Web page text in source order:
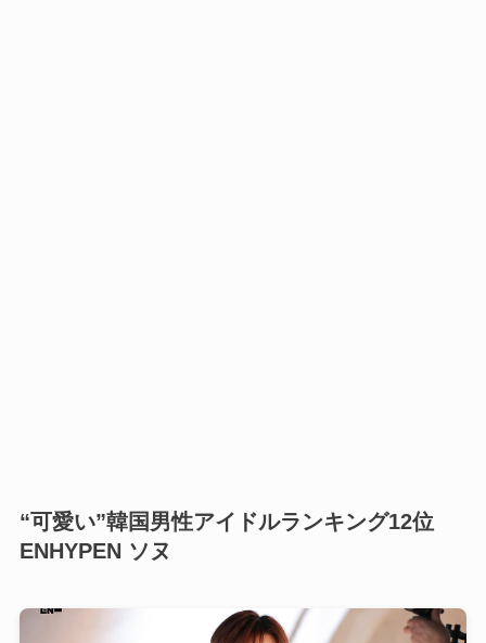
“可愛い”韓国男性アイドルランキング12位
ENHYPEN ソヌ